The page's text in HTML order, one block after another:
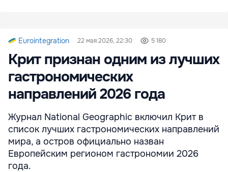
Eurointegration 22 мая 2026, 22:30 5 180
Крит признан одним из лучших
гастрономических
направлений 2026 года
Журнал National Geographic включил Крит в
список лучших гастрономических направлений
мира, а остров официально назван
Европейским регионом гастрономии 2026
года.